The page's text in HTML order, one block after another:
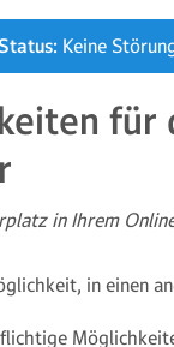
Keine
für
in Ihrem
in einen